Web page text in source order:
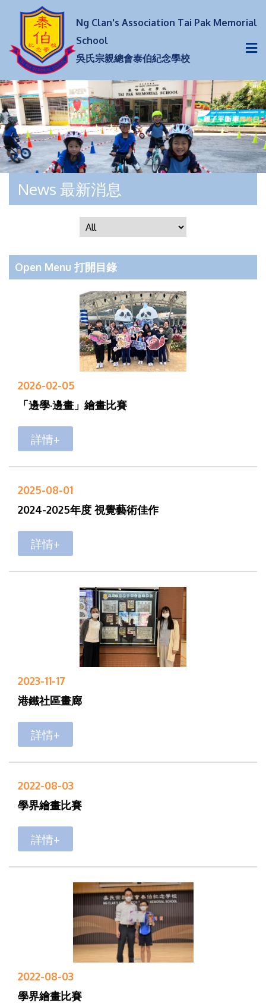
Ng Clan's Association Tai Pak Memorial
School
吳氏宗親總會泰伯紀念學校
News 最新消息
Open Menu 打開目錄
2026-02-05
「邊學·邊畫」繪畫比賽
詳情+
2025-08-01
2024-2025年度 視覺藝術佳作
詳情+
2023-11-17
港鐵社區畫廊
詳情+
2022-08-03
學界繪畫比賽
詳情+
2022-08-03
學界繪畫比賽